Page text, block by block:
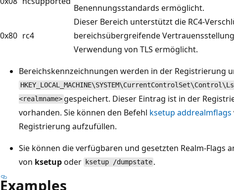
Benennungsstandards ermöglicht.
0x80 rc4
Dieser Bereich unterstützt die RC4-
bereichsübergreifende
Verwendung von TLS ermöglicht.
Bereichskennzeichnungen werden in der Registrierung
<realmname> gespeichert. Dieser Eintrag ist in der
vorhanden. Sie können den Befehl ksetup addrealmflags
Registrierung aufzufüllen.
Sie können die verfügbaren und gesetzten Realm-Flags
von ksetupoder ksetup /dumpstate .
Examples